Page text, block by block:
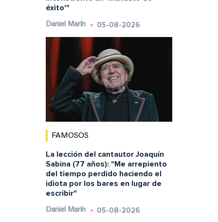
éxito'"
Daniel Marín 05-08-2026
FAMOSOS
La lección del cantautor Joaquín
Sabina (77 años): "Me arrepiento
del tiempo perdido haciendo el
idiota por los bares en lugar de
escribir"
Daniel Marín 05-08-2026